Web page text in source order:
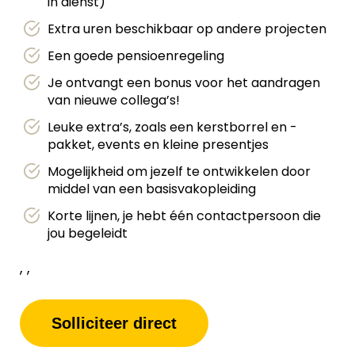
Extra uren beschikbaar op andere projecten
Een goede pensioenregeling
Je ontvangt een bonus voor het aandragen
van nieuwe collega’s!
Leuke extra’s, zoals een kerstborrel en -
pakket, events en kleine presentjes
Mogelijkheid om jezelf te ontwikkelen door
middel van een basisvakopleiding
Korte lijnen, je hebt één contactpersoon die
jou begeleidt
, ,
Solliciteer direct